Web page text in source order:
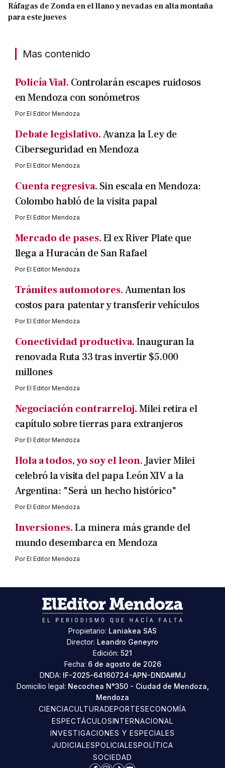
Ráfagas de Zonda en el llano y nevadas en alta montaña
para este jueves
Mas contenido
Policía Vial. Controlarán escapes ruidosos
en Mendoza con sonómetros
PorEl Editor Mendoza
Debate legislativo.Avanza la Ley de
Ciberseguridad en Mendoza
PorEl Editor Mendoza
Cuenta regresiva. Sin escala en Mendoza:
Colombo habló de la visita papal
PorEl Editor Mendoza
Mercado de pases.El ex River Plate que
llega a Huracán de San Rafael
PorEl Editor Mendoza
Trámites automotores.Aumentan los
costos para patentar y transferir vehículos
PorEl Editor Mendoza
Conectividad productiva.Inauguran la
renovada Ruta 33 tras invertir $5.000
millones
PorEl Editor Mendoza
Negociación contrarreloj.Milei retira el
capítulo sobre tierras para extranjeros
PorEl Editor Mendoza
Hola a todos, yo soy el leon. Javier Milei
celebró la visita del papa León XIV a la
Argentina: "Será un hecho histórico"
PorEl Editor Mendoza
Inversiones.La minera más grande del
mundo desembarca en Mendoza
PorEl Editor Mendoza
Propietario: Laniakea SAS
Director: Leandro Geneyro
Edición: 521
Fecha: 6 de agosto de 2026
DNDA: IF-2025-64160724-APN-DNDA#MJ
Domicilio legal: Necochea N°350 - Ciudad de Mendoza,
Mendoza
CIENCIACULTURADEPORTESECONOMÍA
ESPECTÁCULOSINTERNACIONAL
INVESTIGACIONES Y ESPECIALES
JUDICIALESPOLICIALESPOLÍTICA
SOCIEDAD